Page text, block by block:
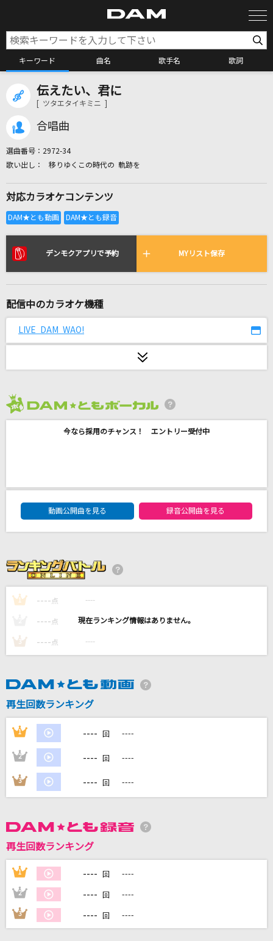
キーワード 曲名 歌手名 歌詞
カラオケ検索
全国りれき
リアルタイムで歌われている曲の一覧
スイミー
ダーリン
ポルノグラフィティ
ビリミリオン
JUJU
[生音]Walking with you
ルル
嵐(アラシ)
カラオケ最新情報をチェック！
伝えたい、君に
[ ツタエタイキミニ ]
合唱曲
選曲番号： 2972-34
移りゆくこの時代の 軌跡を
対応カラオケコンテンツ
デンモクアプリで予約 MYリスト保存
配信中のカラオケ機種
LIVE DAM WAO!
今なら採用のチャンス！ エントリー受付中
DAM★ともボーカルエントリーランキング
動画公開曲を見る
録音公開曲を見る
1 ---- 点 ----
---- 点 ----
3 ---- 点 ----
再生回数ランキング
1 ---- 回 ----
2 ---- 回 ----
3 ---- 回 ----
再生回数ランキング
1 ---- 回 ----
2 ---- 回 ----
3 ---- 回 ----